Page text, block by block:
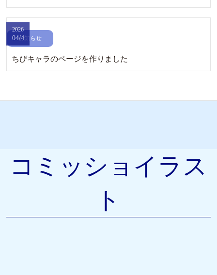
お知らせ
ちびキャラのページを作りました
2026
04/4
コミッショイラス
ト